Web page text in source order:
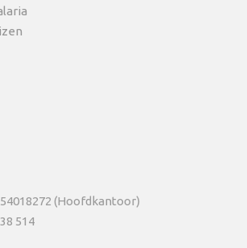
(Hoofdkantoor)
514